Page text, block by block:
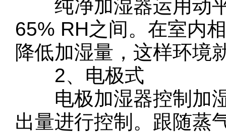
纯净加湿器运用动平
65% RH之间。在室内
降低加湿量，这样环境
2、电极式
电极加湿器控制加湿
出量进行控制。跟随蒸